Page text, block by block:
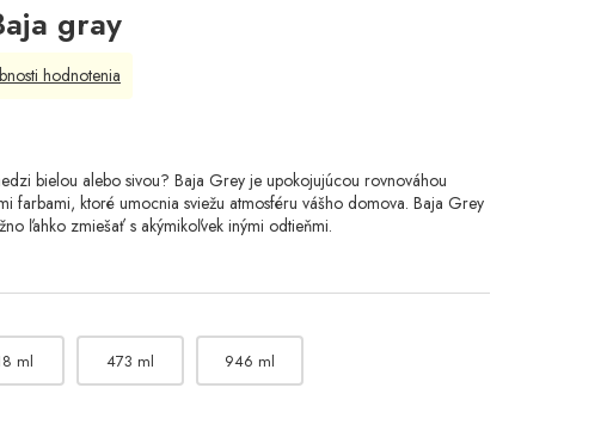
gray
ml 473 ml 946 ml
bielou alebo sivou? Baja Grey je upokojujúcou rovnováhou
farbami, ktoré umocnia sviežu atmosféru vášho domova. Baja Grey
ľahko zmiešať s akýmikoľvek inými odtieňmi.
hodnotenia